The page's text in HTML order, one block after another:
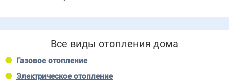
Все виды отопления дома
Газовое отопление
Электрическое отопление